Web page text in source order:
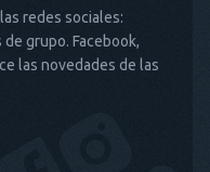
redes sociales:
grupo. Facebook,
las novedades de las